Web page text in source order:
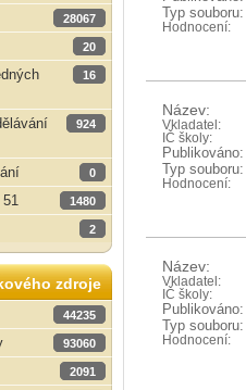
28067
20
16
924
0
1480
2
zdroje
44235
93060
2091
Typ souboru:
Hodnocení:
Název:
Vkladatel:
IČ školy:
Publikováno:
Typ souboru:
Hodnocení:
Název:
Vkladatel:
IČ školy:
Publikováno:
Typ souboru:
Hodnocení: